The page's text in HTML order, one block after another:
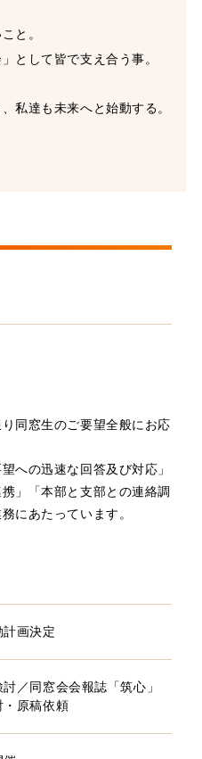
と。
として皆で支え合う事。
私達も未来へと始動する。
同窓生のご要望全般にお応
への迅速な回答及び対応」
」「本部と支部との連絡調
にあたっています。
画決定
／同窓会会報誌「筑心」
・原稿依頼